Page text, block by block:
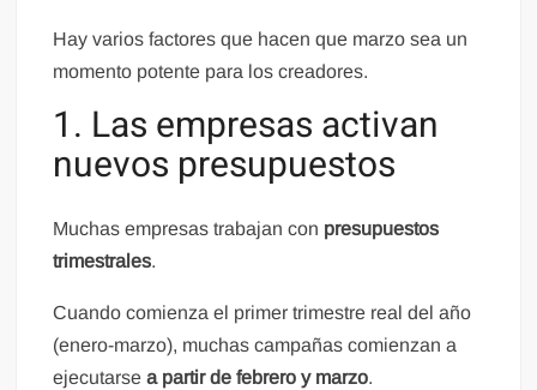
Hay varios factores que hacen que marzo sea un
momento potente para los creadores.
1. Las empresas activan
nuevos presupuestos
Muchas empresas trabajan con presupuestos
trimestrales.
Cuando comienza el primer trimestre real del año
(enero-marzo), muchas campañas comienzan a
ejecutarsea partir de febrero y marzo.